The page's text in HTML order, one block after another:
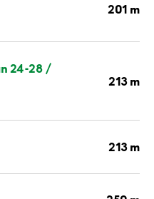
201 m
24-28 /
213 m
213 m